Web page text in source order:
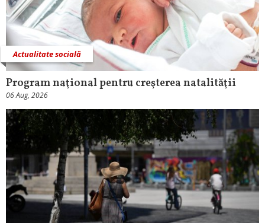
Actualitate socială
Program naţional pentru creşterea natalităţii
06 Aug, 2026